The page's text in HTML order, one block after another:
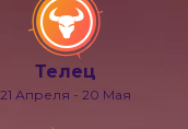
Телец
21 Апреля - 20 Мая